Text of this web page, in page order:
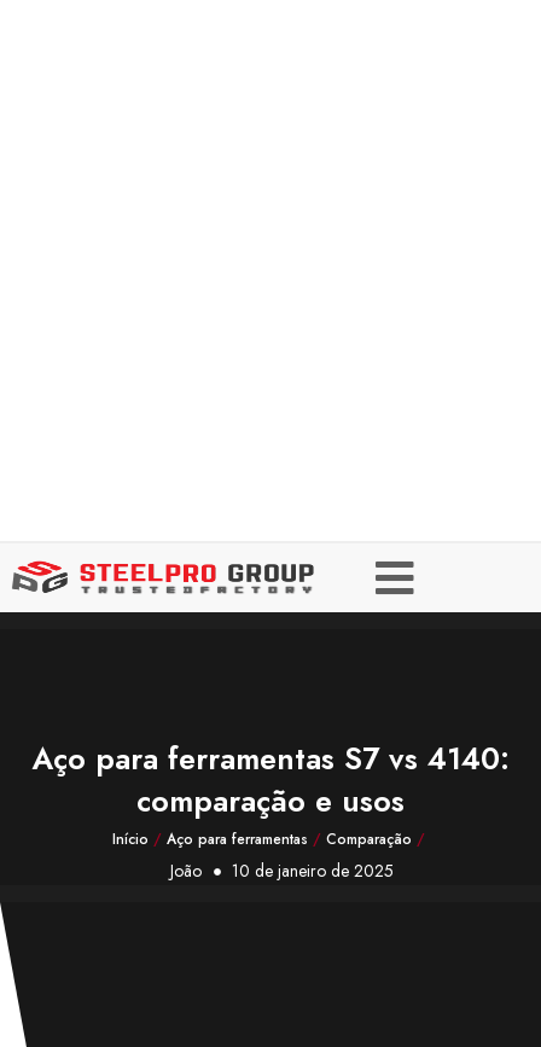
Aço para ferramentas S7 vs 4140:
comparação e usos
Início / Aço para ferramentas / Comparação /
João 10 de janeiro de 2025